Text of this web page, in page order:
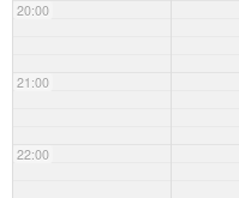
20:00
21:00
22:00